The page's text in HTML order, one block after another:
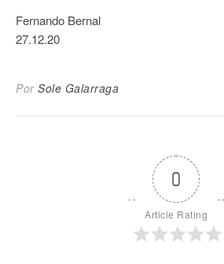
Fernando Bernal
27.12.20
Por Sole Galarraga
0
Article Rating